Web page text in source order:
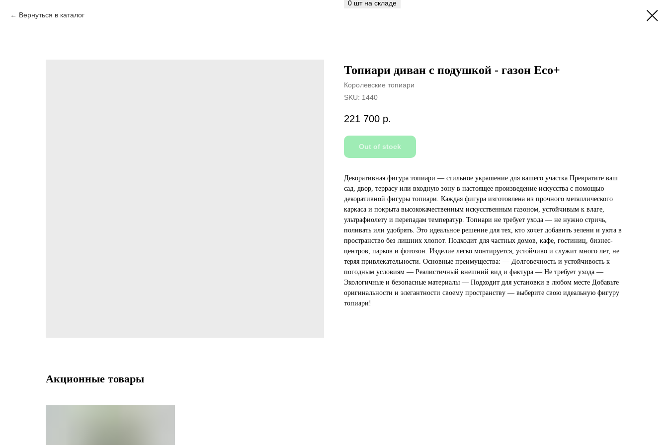
Вернуться в каталог
Топиари диван с подушкой - газон Eco+
Королевские топиари
SKU: 1440
221 700 р.
Out of stock
Декоративная фигура топиари — стильное украшение для вашего участка Превратите ваш
сад, двор, террасу или входную зону в настоящее произведение искусства с помощью
декоративной фигуры топиари. Каждая фигура изготовлена из прочного металлического
каркаса и покрыта высококачественным искусственным газоном, устойчивым к влаге,
ультрафиолету и перепадам температур. Топиари не требует ухода — не нужно стричь,
поливать или удобрять. Это идеальное решение для тех, кто хочет добавить зелени и уюта в
пространство без лишних хлопот. Подходит для частных домов, кафе, гостиниц, бизнес-
центров, парков и фотозон. Изделие легко монтируется, устойчиво и служит много лет, не
теряя привлекательности. Основные преимущества: — Долговечность и устойчивость к
погодным условиям — Реалистичный внешний вид и фактура — Не требует ухода —
Экологичные и безопасные материалы — Подходит для установки в любом месте Добавьте
оригинальности и элегантности своему пространству — выберите свою идеальную фигуру
топиари!
Акционные товары